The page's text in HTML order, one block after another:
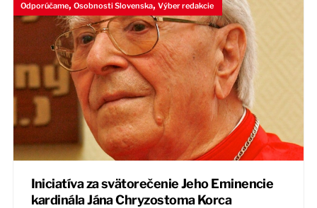
Odporúčame, Osobnosti Slovenska, Výber redakcie
Iniciatíva za svätorečenie Jeho Eminencie
kardinála Jána Chryzostoma Korca